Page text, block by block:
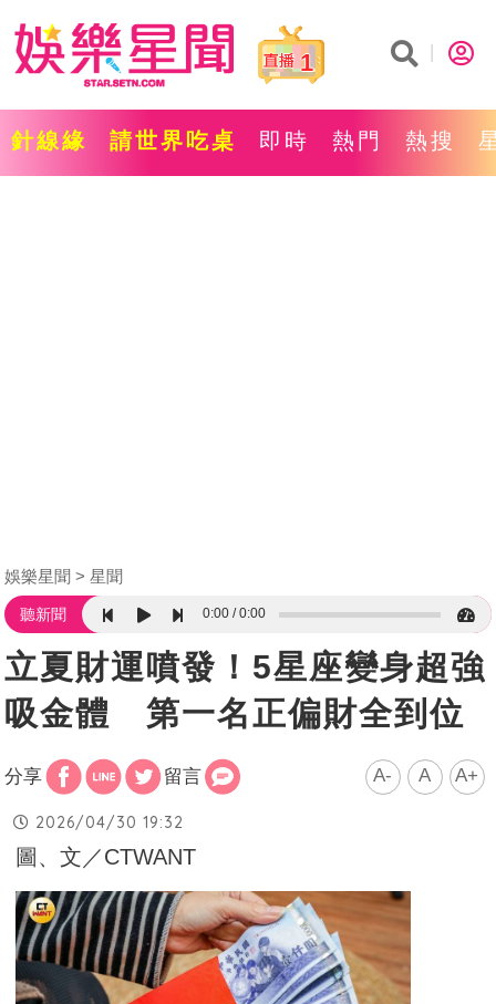
1
針線緣 請世界吃桌 即時 熱門 熱搜
娛樂星聞 星聞
聽新聞 0:00 0:00
立夏財運噴發！5星座變身超強
吸金體 第一名正偏財全到位
分享 留言 A- A A+
2026/04/30 19:32
圖、文／CTWANT